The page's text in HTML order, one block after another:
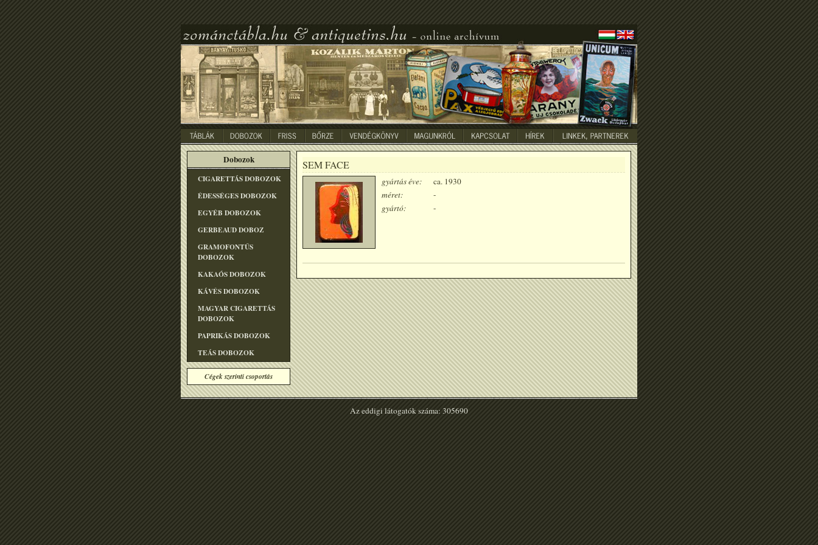
Dobozok
CIGARETTÁS DOBOZOK
ÉDESSÉGES DOBOZOK
EGYÉB DOBOZOK
GERBEAUD DOBOZ
GRAMOFONTÛS
DOBOZOK
KAKAÓS DOBOZOK
KÁVÉS DOBOZOK
MAGYAR CIGARETTÁS
DOBOZOK
PAPRIKÁS DOBOZOK
TEÁS DOBOZOK
Cégek szerinti csoportás
SEM FACE
gyártás éve:
ca. 1930
méret:
-
gyártó:
-
Az eddigi látogatók száma: 305690